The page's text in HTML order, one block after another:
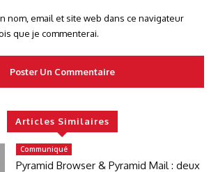
nom, email et site web dans ce navigateur
que je commenterai.
Articles Similaires
Communiqué
Pyramid Browser & Pyramid Mail : deux